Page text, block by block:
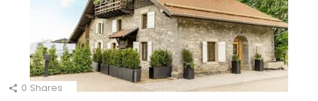
0 Shares